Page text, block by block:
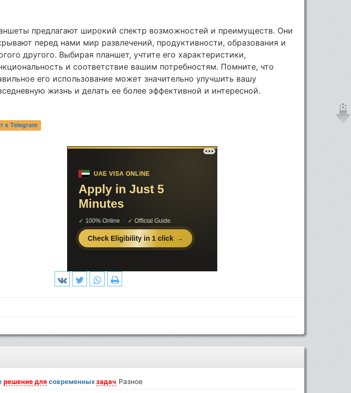
предлагают широкий спектр возможностей и преимуществ. Они
перед нами мир развлечений, продуктивности, образования и
другого. Выбирая планшет, учтите его характеристики,
и соответствие вашим потребностям. Помните, что
его использование может значительно улучшить вашу
жизнь и делать ее более эффективной и интересной.
в Telegram
решениедля современныхзадач Разное